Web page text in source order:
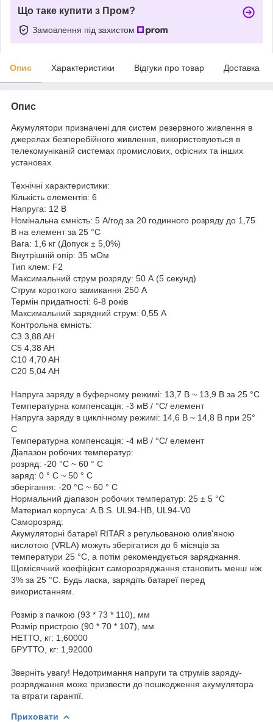
Що таке купити з Пром?
Замовлення під захистом
Опис Характеристики Відгуки про товар Доставка
Опис
Акумулятори призначені для систем резервного живлення в
джерелах безперебійного живлення, використовуються в
телекомуніканій системах промислових, офісних та інших
установах
Технічні характеристики:
Кількість елементів: 6
Напруга: 12 В
Номінальна ємність: 5 A/год за 20 годинного розряду до 1,75
В на елемент за 25 °C
Вага: 1,6 кг (Допуск ± 5,0%)
Внутрішній опір: 35 мОм
Тип клем: F2
Максимальний струм розряду: 50 А (5 секунд)
Струм короткого замикання 250 A
Термін придатності: 6-8 років
Максимальний зарядний струм: 0,55 A
Контрольна ємність:
C3 3,88 AH
C5 4,38 AH
C10 4,70 AH
C20 5,04 AH
Напруга заряду в буферному режимі: 13,7 В ~ 13,9 В за 25 °C
Температурна компенсація: -3 мВ / °C/ елемент
Напруга заряду в циклічному режимі: 14,6 В ~ 14,8 В при 25°
С
Температурна компенсація: -4 мВ / °C/ елемент
Діапазон робочих температур:
розряд: -20 °C ~ 60 ° C
заряд: 0 ° C ~ 50 ° C
зберігання: -20 °C ~ 60 ° C
Нормальний діапазон робочих температур: 25 ± 5 °C
Материал корпуса: A.В.S. UL94-HB, UL94-V0
Саморозряд:
Акумуляторні батареї RITAR з регульованою олив'яною
кислотою (VRLA) можуть зберігатися до 6 місяців за
температури 25 °C, а потім рекомендується заряджання.
Щомісячний коефіцієнт саморозряджання становить менш ніж
3% за 25 °C. Будь ласка, зарядіть батареї перед
використанням.
Розмір з пачкою (93 * 73 * 110), мм
Розмір пристрою (90 * 70 * 107), мм
НЕТТО, кг: 1,60000
БРУТТО, кг: 1,92000
Зверніть увагу! Недотримання напруги та струмів заряду-
розряджання може призвести до пошкодження акумулятора
та втрати гарантії.
Приховати